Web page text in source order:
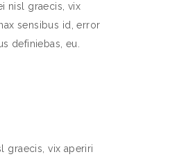
nisl graecis, vix
sensibus id, error
definiebas, eu.
graecis, vix aperiri